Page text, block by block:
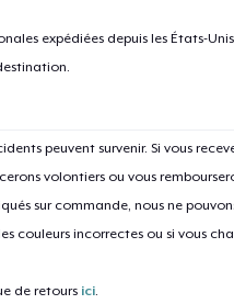
expédiées depuis les États-
peuvent survenir. Si vous
volontiers ou vous
sur commande, nous ne
couleurs incorrectes ou si vous
de retours ici.